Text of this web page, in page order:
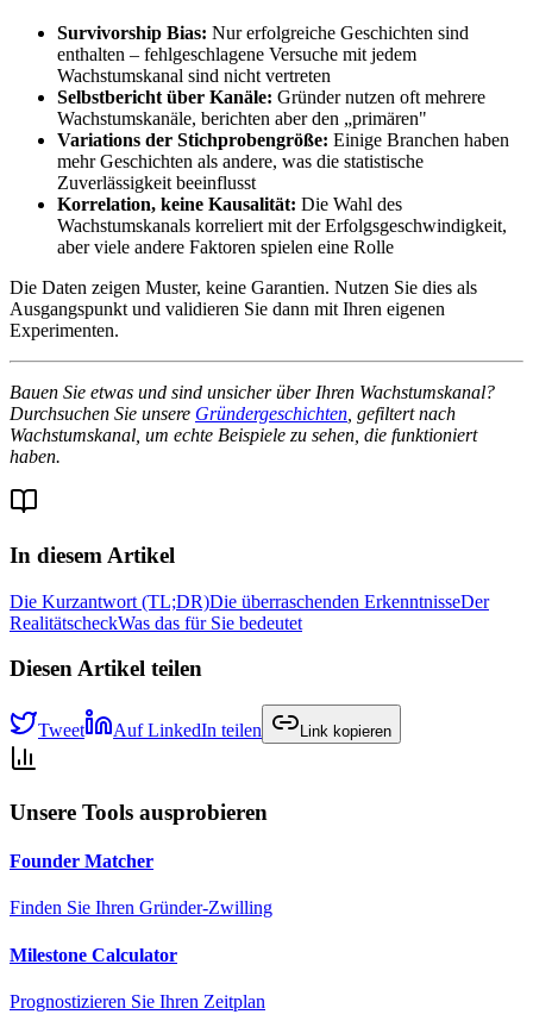
Survivorship Bias: Nur erfolgreiche Geschichten sind
enthalten – fehlgeschlagene Versuche mit jedem
Wachstumskanal sind nicht vertreten
Selbstbericht über Kanäle: Gründer nutzen oft mehrere
Wachstumskanäle, berichten aber den „primären"
Variations der Stichprobengröße: Einige Branchen haben
mehr Geschichten als andere, was die statistische
Zuverlässigkeit beeinflusst
Korrelation, keine Kausalität: Die Wahl des
Wachstumskanals korreliert mit der Erfolgsgeschwindigkeit,
aber viele andere Faktoren spielen eine Rolle
Die Daten zeigen Muster, keine Garantien. Nutzen Sie dies als
Ausgangspunkt und validieren Sie dann mit Ihren eigenen
Experimenten.
Bauen Sie etwas und sind unsicher über Ihren Wachstumskanal?
Durchsuchen Sie unsere Gründergeschichten , gefiltert nach
Wachstumskanal, um echte Beispiele zu sehen, die funktioniert
haben.
In diesem Artikel
Die Kurzantwort (TL;DR)Die überraschenden ErkenntnisseDer
RealitätscheckWas das für Sie bedeutet
Diesen Artikel teilen
Tweet Auf LinkedIn teilen Link kopieren
Unsere Tools ausprobieren
Founder Matcher
Finden Sie Ihren Gründer-Zwilling
Milestone Calculator
Prognostizieren Sie Ihren Zeitplan